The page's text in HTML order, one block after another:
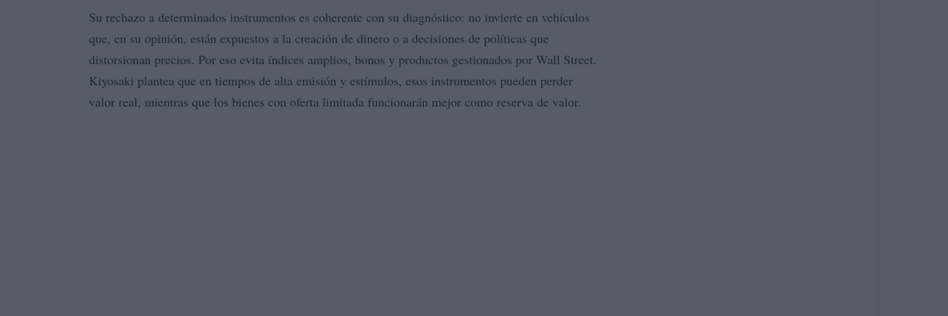
Su rechazo a determinados instrumentos es coherente con su diagnóstico: no invierte en vehículos
que, en su opinión, están expuestos a la creación de dinero o a decisiones de políticas que
distorsionan precios. Por eso evita índices amplios, bonos y productos gestionados por Wall Street.
Kiyosaki plantea que en tiempos de alta emisión y estímulos, esos instrumentos pueden perder
valor real, mientras que los bienes con oferta limitada funcionarán mejor como reserva de valor.